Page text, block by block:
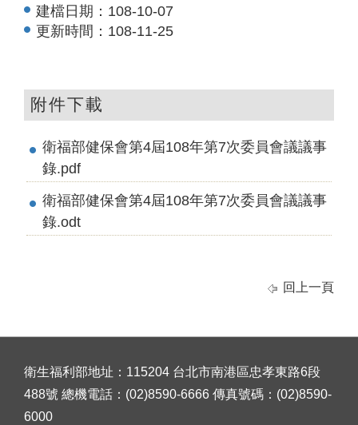
建檔日期： 108-10-07
更新時間： 108-11-25
附件下載
衛福部健保會第4屆108年第7次委員會議議事
錄.pdf
衛福部健保會第4屆108年第7次委員會議議事
錄.odt
回上一頁
衛生福利部地址：115204 台北市南港區忠孝東路6段
488號 總機電話：(02)8590-6666 傳真號碼：(02)8590-
6000